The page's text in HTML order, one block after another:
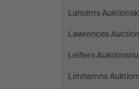
Laholms
Lawrences
Leiflers
Limhamns